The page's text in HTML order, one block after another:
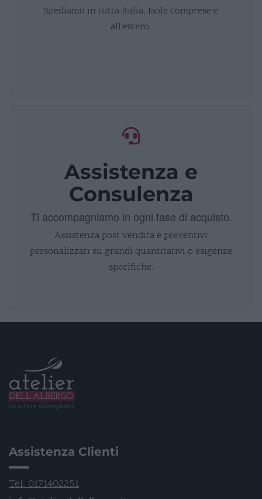
Spediamo in tutta Italia, Isole comprese e
all’estero.
Assistenza e
Consulenza
Ti accompagniamo in ogni fase di acquisto.
Assistenza post vendita e preventivi
personalizzati su grandi quantitativi o esigenze
specifiche.
Assistenza Clienti
Tel. 0171402251